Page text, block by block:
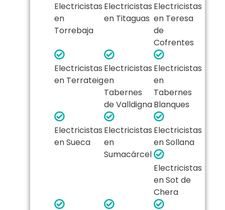
Electricistas
en
Torrebaja
Electricistas
en Titaguas
Electricistas
en Teresa
de
Cofrentes
Electricistas
en Terrateig
Electricistas
en
Tabernes
de Valldigna
Electricistas
en
Tabernes
Blanques
Electricistas
en Sueca
Electricistas
en
Sumacárcel
Electricistas
en Sollana
Electricistas
en Sot de
Chera